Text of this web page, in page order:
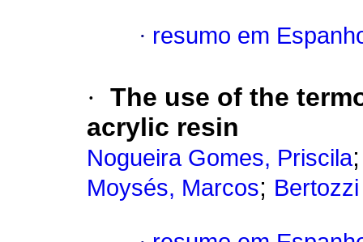
· resumo em
· The use of the
acrylic resin
Nogueira Gomes, Priscila
Moysés, Marcos;